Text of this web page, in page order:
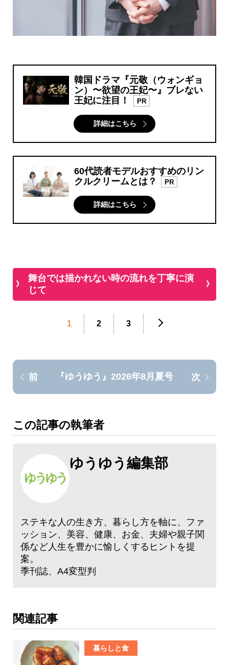
韓国ドラマ『元敬（ウォンギョ
ン）〜欲望の王妃〜』ブレない
王妃に注目！
PR
詳細はこちら
60代読者モデルおすすめのリン
クルクリームとは？
PR
詳細はこちら
舞台では描かれない時の流れを丁寧に演
じて
1 2 3
前 『ゆうゆう』2026年8月夏号 次
この記事の執筆者
ゆうゆう編集部
ステキな人の生き方、暮らし方を軸に、ファ
ッション、美容、健康、お金、夫婦や親子関
係など人生を豊かに愉しくするヒントを提
案。
季刊誌、A4変型判
関連記事
暮らしと食